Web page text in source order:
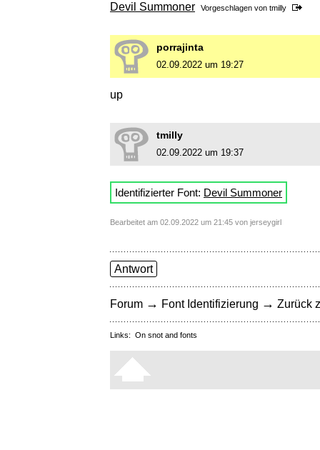
Devil Summoner Vorgeschlagen von tmilly
porrajinta
02.09.2022 um 19:27
up
tmilly
02.09.2022 um 19:37
Identifizierter Font: Devil Summoner
Bearbeitet am 02.09.2022 um 21:45 von jerseygirl
Antwort
Forum → Font Identifizierung → Zurück
Links: On snot and fonts